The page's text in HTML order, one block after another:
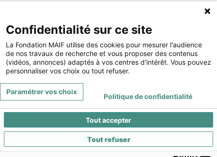
Fondation MAIF
275 rue du Stade, 79180 CHAURAY
Téléphone : 05.49.73.87.04
Contact Mentions légales
©PaPrika Studio, la valeur ajoutée à vos outils digitaux - 2022
Confidentialité sur ce site
La Fondation MAIF utilise des cookies pour mesurer l'audience
de nos travaux de recherche et vous proposer des contenus
(vidéos, annonces) adaptés à vos centres d'intérêt. Vous pouvez
personnaliser vos choix ou tout refuser.
Tout accepter
Tout refuser
Paramétrer vos choix
Politique de confidentialité